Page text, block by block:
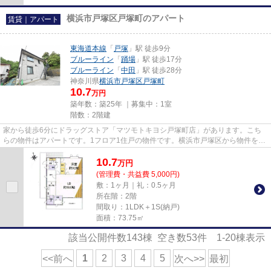
賃貸｜アパート 横浜市戸塚区戸塚町のアパート
東海道本線 「 戸塚 」駅 徒歩9分
ブルーライン 「 踊場 」駅 徒歩17分
ブルーライン 「 中田 」駅 徒歩28分
神奈川県横浜市戸塚区 戸塚町
10.7万円
築年数：築25年 ｜募集中： 1室
階数：2階建
家から徒歩6分にドラッグストア「マツモトキヨシ戸塚町店」があります。こち
らの物件はアパートです。1フロア1住戸の物件です。横浜市戸塚区から物件を検
索するのであれば、アパマンメ...
10.7万円
(管理費・共益費 5,000円)
敷：1ヶ月｜礼：0.5ヶ月
所在階：2階
間取り：1LDK＋1S(納戸)
面積：73.75㎡
該当公開件数143棟 空き数53件 1-20棟表示
<<前へ 1 2 3 4 5 次へ>> 最初